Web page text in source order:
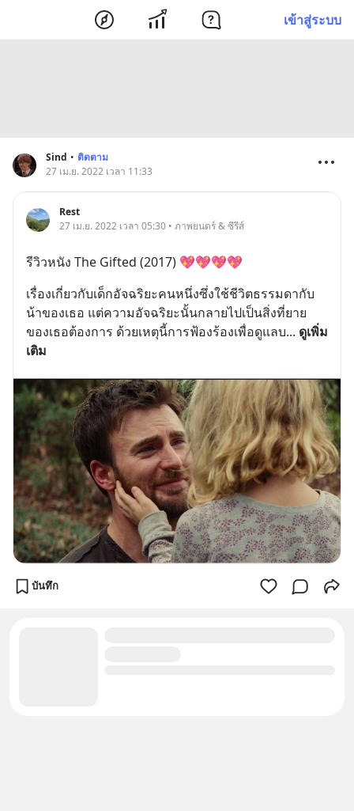
เข้าสู่ระบบ
Sind • ติดตาม
27 เม.ย. 2022 เวลา 11:33
Rest
27 เม.ย. 2022 เวลา 05:30 • ภาพยนตร์ & ซีรีส์
รีวิวหนัง The Gifted (2017) 💖💖💖💖
เรื่องเกี่ยวกับเด็กอัจฉริยะคนหนึ่งซึ่งใช้ชีวิตธรรมดากับ
น้าของเธอ แต่ความอัจฉริยะนั้นกลายไปเป็นสิ่งที่ยาย
ของเธอต้องการ ด้วยเหตุนี้การฟ้องร้องเพื่อดูแลบ... ดูเพิ่ม
เติม
บันทึก